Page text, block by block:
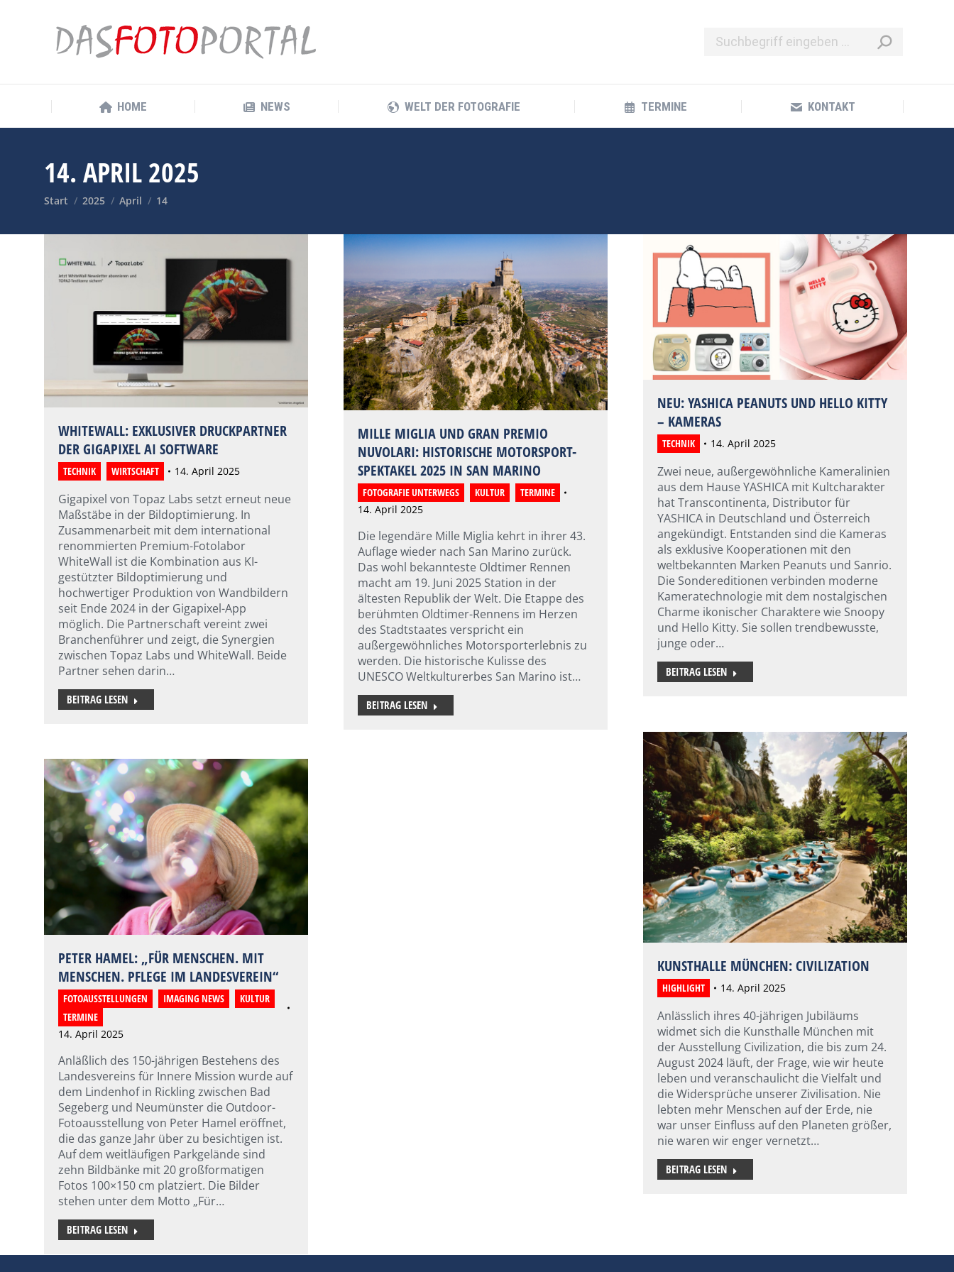
HOME NEWS WELT DER FOTOGRAFIE TERMINE KONTAKT
14. APRIL 2025
Sie befinden sich hier:
Start 2025 April 14
WHITEWALL: EXKLUSIVER DRUCKPARTNER
DER GIGAPIXEL AI SOFTWARE
TECHNIK WIRTSCHAFT 14. April 2025
Gigapixel von Topaz Labs setzt erneut neue
Maßstäbe in der Bildoptimierung. In
Zusammenarbeit mit dem international
renommierten Premium-Fotolabor
WhiteWall ist die Kombination aus KI-
gestützter Bildoptimierung und
hochwertiger Produktion von Wandbildern
seit Ende 2024 in der Gigapixel-App
möglich. Die Partnerschaft vereint zwei
Branchenführer und zeigt, die Synergien
zwischen Topaz Labs und WhiteWall. Beide
Partner sehen darin…
BEITRAG LESEN
MILLE MIGLIA UND GRAN PREMIO
NUVOLARI: HISTORISCHE MOTORSPORT-
SPEKTAKEL 2025 IN SAN MARINO
FOTOGRAFIE UNTERWEGS KULTUR
TERMINE
14. April 2025
Die legendäre Mille Miglia kehrt in ihrer 43.
Auflage wieder nach San Marino zurück.
Das wohl bekannteste Oldtimer Rennen
macht am 19. Juni 2025 Station in der
ältesten Republik der Welt. Die Etappe des
berühmten Oldtimer-Rennens im Herzen
des Stadtstaates verspricht ein
außergewöhnliches Motorsporterlebnis zu
werden. Die historische Kulisse des
UNESCO Weltkulturerbes San Marino ist…
BEITRAG LESEN
NEU: YASHICA PEANUTS UND HELLO KITTY
– KAMERAS
TECHNIK 14. April 2025
Zwei neue, außergewöhnliche Kameralinien
aus dem Hause YASHICA mit Kultcharakter
hat Transcontinenta, Distributor für
YASHICA in Deutschland und Österreich
angekündigt. Entstanden sind die Kameras
als exklusive Kooperationen mit den
weltbekannten Marken Peanuts und Sanrio.
Die Sondereditionen verbinden moderne
Kameratechnologie mit dem nostalgischen
Charme ikonischer Charaktere wie Snoopy
und Hello Kitty. Sie sollen trendbewusste,
junge oder…
BEITRAG LESEN
KUNSTHALLE MÜNCHEN: CIVILIZATION
HIGHLIGHT 14. April 2025
Anlässlich ihres 40-jährigen Jubiläums
widmet sich die Kunsthalle München mit
der Ausstellung Civilization, die bis zum 24.
August 2024 läuft, der Frage, wie wir heute
leben und veranschaulicht die Vielfalt und
die Widersprüche unserer Zivilisation. Nie
lebten mehr Menschen auf der Erde, nie
war unser Einfluss auf den Planeten größer,
nie waren wir enger vernetzt…
BEITRAG LESEN
PETER HAMEL: „FÜR MENSCHEN. MIT
MENSCHEN. PFLEGE IM LANDESVEREIN“
FOTOAUSSTELLUNGEN IMAGING NEWS KULTUR
TERMINE
14. April 2025
Anläßlich des 150-jährigen Bestehens des
Landesvereins für Innere Mission wurde auf
dem Lindenhof in Rickling zwischen Bad
Segeberg und Neumünster die Outdoor-
Fotoausstellung von Peter Hamel eröffnet,
die das ganze Jahr über zu besichtigen ist.
Auf dem weitläufigen Parkgelände sind
zehn Bildbänke mit 20 großformatigen
Fotos 100×150 cm platziert. Die Bilder
stehen unter dem Motto „Für…
BEITRAG LESEN
HOME NEWS